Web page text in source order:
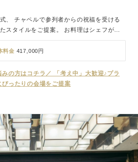
、 チャペルで参列者からの祝福を受ける
スタイルをご提案。 お料理はシェフが腕
テルクオリティの洗練されたサービス。
する大切な場所。忘れられない、特別な時
料金 417,000円
の方はコチラ／ 「考え中」大歓迎♪プラ
ったりの会場をご提案